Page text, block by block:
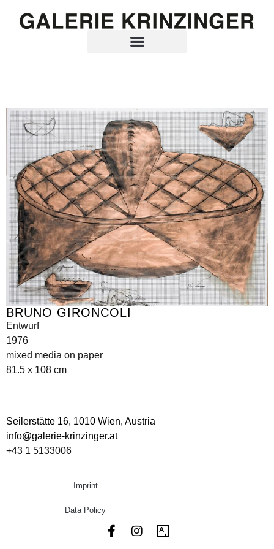
BRUNO GIRONCOLI
Entwurf
1976
mixed media on paper
81.5 x 108 cm
Seilerstätte 16, 1010 Wien, Austria
info@galerie-krinzinger.at
+43 1 5133006
Imprint
Data Policy